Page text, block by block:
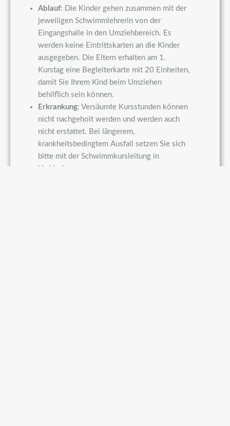
Ablauf: Die Kinder gehen zusammen mit der
jeweiligen Schwimmlehrerin von der
Eingangshalle in den Umziehbereich. Es
werden keine Eintrittskarten an die Kinder
ausgegeben. Die Eltern erhalten am 1.
Kurstag eine Begleiterkarte mit 20 Einheiten,
damit Sie Ihrem Kind beim Umziehen
behilflich sein können.
Erkrankung: Versäumte Kursstunden können
nicht nachgeholt werden und werden auch
nicht erstattet. Bei längerem,
krankheitsbedingtem Ausfall setzen Sie sich
bitte mit der Schwimmkursleitung in
Verbindung.